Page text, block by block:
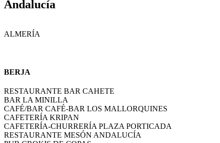
Andalucía
ALMERÍA
BERJA
RESTAURANTE BAR CAHETE
BAR LA MINILLA
CAFÉ/BAR CAFÉ-BAR LOS MALLORQUINES
CAFETERÍA KRIPAN
CAFETERÍA-CHURRERÍA PLAZA PORTICADA
RESTAURANTE MESÓN ANDALUCÍA